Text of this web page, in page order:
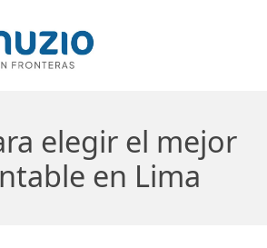
elegir el mejor
en Lima